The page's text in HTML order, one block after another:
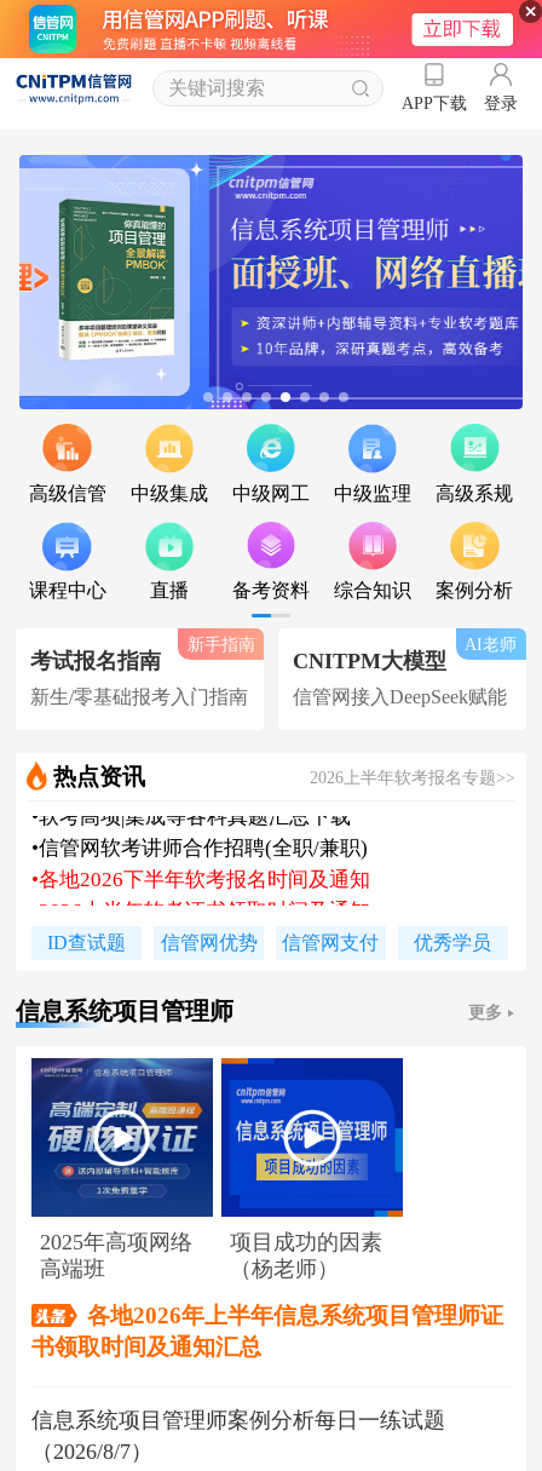
APP下载 登录
高级信管 中级集成 中级网工 中级监理 高级系规
课程中心 直播 备考资料 综合知识 案例分析
考试报名指南
新生/零基础报考入门指南
新手指南
CNITPM大模型
信管网接入DeepSeek赋能
AI老师
热点资讯 2026上半年软考报名专题>>
2026上半年软考证书领取时间及通知
陈老师新书《你真能懂的项目管理》
2026下系规丨集成丨安全免费试听课
信管网接入人工智能 丨 AI 赋能备考
•信管网软考讲师合作招聘(全职/兼职)
ID查试题 信管网优势 信管网支付 优秀学员
信息系统项目管理师 更多
2025年高项网络
高端班
项目成功的因素
（杨老师）
各地2026年上半年信息系统项目管理师证
书领取时间及通知汇总
信息系统项目管理师案例分析每日一练试题
（2026/8/7）